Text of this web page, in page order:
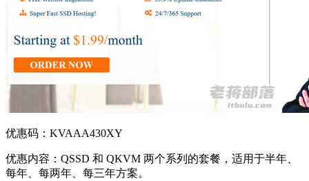
优惠码： KVAAA430XY
优惠内容：QSSD 和 QKVM 两个系列的套餐，适用于半年、
每年、每两年、每三年方案。